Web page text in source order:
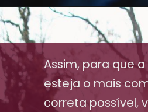
Assim, para que
esteja o mais
correta possível,